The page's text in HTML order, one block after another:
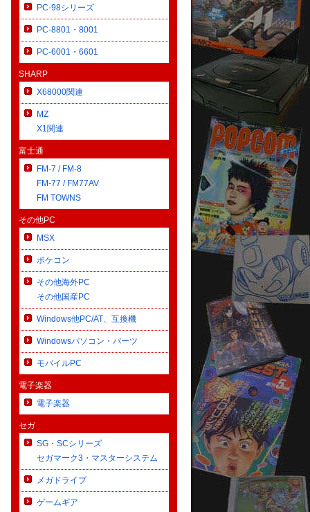
PC-98シリーズ
PC-8801・8001
PC-6001・6601
SHARP
X68000関連
MZ
X1関連
富士通
FM-7 / FM-8
FM-77 / FM77AV
FM TOWNS
その他PC
MSX
ポケコン
その他海外PC
その他国産PC
Windows他PC/AT、互換機
Windowsパソコン・パーツ
モバイルPC
電子楽器
電子楽器
セガ
SG・SCシリーズ
セガマーク3・マスターシステム
メガドライブ
ゲームギア